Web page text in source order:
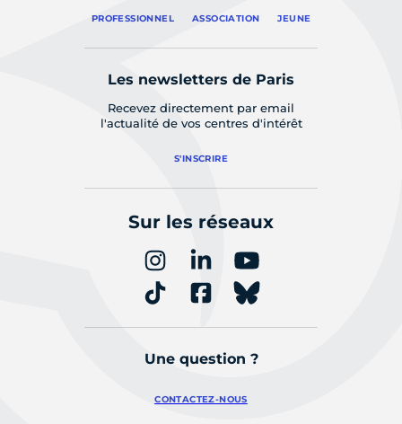
PROFESSIONNEL ASSOCIATION JEUNE
Les newsletters de Paris
Recevez directement par email
l'actualité de vos centres d'intérêt
S'INSCRIRE
Sur les réseaux
Une question ?
CONTACTEZ-NOUS